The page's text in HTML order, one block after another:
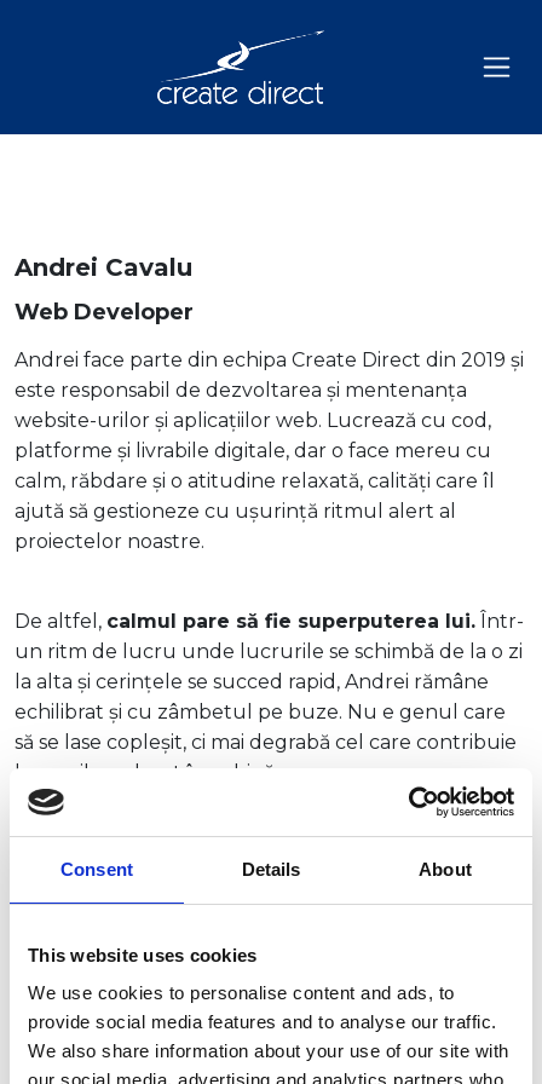
Consent Details About
This website uses cookies
We use cookies to personalise content and ads, to
provide social media features and to analyse our traffic.
We also share information about your use of our site with
our social media, advertising and analytics partners who
Andrei Cavalu
Web Developer
Andrei face parte din echipa Create Direct din 2019 și
este responsabil de dezvoltarea și mentenanța
website-urilor și aplicațiilor web. Lucrează cu cod,
platforme și livrabile digitale, dar o face mereu cu
calm, răbdare și o atitudine relaxată, calități care îl
ajută să gestioneze cu ușurință ritmul alert al
proiectelor noastre.
De altfel, calmul pare să fie superputerea lui. Într-
un ritm de lucru unde lucrurile se schimbă de la o zi
la alta și cerințele se succed rapid, Andrei rămâne
echilibrat și cu zâmbetul pe buze. Nu e genul care
să se lase copleșit, ci mai degrabă cel care contribuie
la un vibe relaxat în echipă.
de descoperirea locurilor autentice. S-a căsătorit
de cățelul lor, Lex, un beagle adorabil. Dacă are de
muntele.Îi plac aventura, traseele off-road,
drumețiile și libertatea de a explora zone mai
puțin cunoscute.